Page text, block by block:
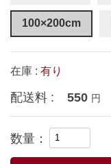
100×200cm
在庫 : 有り
配送料 : 550 円
数量：